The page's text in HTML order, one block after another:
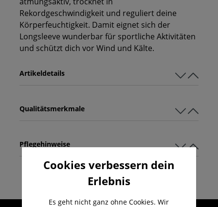
Rekordgeschwindigkeit und reguliert deine
Körperfeuchtigkeit. Damit eignet sich der
Longsleeve wunderbar für sportliche Aktivitäten
und schützt dich vor Wind und Kälte.
Qualitätsmerkmale
Artikeldetails
Pflegehinweise
Cookies verbessern dein
Erlebnis
Es geht nicht ganz ohne Cookies. Wir